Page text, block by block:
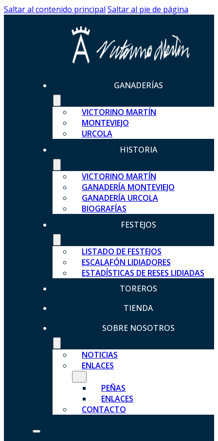
Saltar al contenido principal Saltar al pie de página
GANADERÍAS
VICTORINO MARTÍN
MONTEVIEJO
URCOLA
HISTORIA
VICTORINO MARTÍN
GANADERÍA MONTEVIEJO
GANADERÍA URCOLA
BIOGRAFÍAS
FESTEJOS
LISTADO DE FESTEJOS
ESCALAFÓN LIDIADORES
ESTADÍSTICAS DE RESES LIDIADAS
TOREROS
TIENDA
SOBRE NOSOTROS
NOTICIAS
ENLACES
PEÑAS
ENLACES
CONTACTO